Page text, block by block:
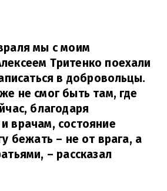
мы с моим
Тритенко поехали
в добровольцы.
не смог быть там, где
благодаря
врачам, состояние
бежать – не от врага, а
– рассказал